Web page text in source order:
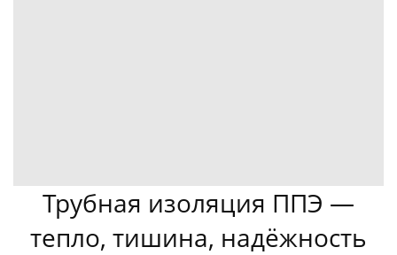
Трубная изоляция ППЭ —
тепло, тишина, надёжность